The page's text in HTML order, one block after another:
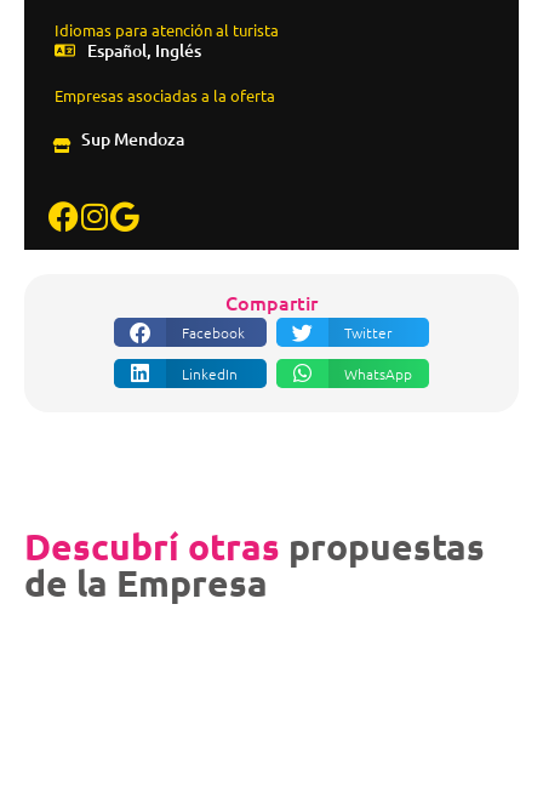
Idiomas para atención al turista
Español, Inglés
Empresas asociadas a la oferta
Sup Mendoza
Compartir
Facebook Twitter
LinkedIn WhatsApp
Descubrí otras propuestas
de la Empresa